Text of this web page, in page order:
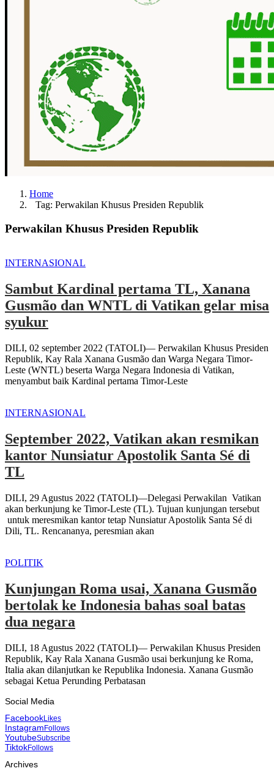
Home
Tag: Perwakilan Khusus Presiden Republik
Perwakilan Khusus Presiden Republik
INTERNASIONAL
Sambut Kardinal pertama TL, Xanana
Gusmão dan WNTL di Vatikan gelar misa
syukur
DILI, 02 september 2022 (TATOLI)— Perwakilan Khusus Presiden
Republik, Kay Rala Xanana Gusmão dan Warga Negara Timor-
Leste (WNTL) beserta Warga Negara Indonesia di Vatikan,
menyambut baik Kardinal pertama Timor-Leste
INTERNASIONAL
September 2022, Vatikan akan resmikan
kantor Nunsiatur Apostolik Santa Sé di
TL
DILI, 29 Agustus 2022 (TATOLI)—Delegasi Perwakilan Vatikan
akan berkunjung ke Timor-Leste (TL). Tujuan kunjungan tersebut
untuk meresmikan kantor tetap Nunsiatur Apostolik Santa Sé di
Dili, TL. Rencananya, peresmian akan
POLITIK
Kunjungan Roma usai, Xanana Gusmão
bertolak ke Indonesia bahas soal batas
dua negara
DILI, 18 Agustus 2022 (TATOLI)— Perwakilan Khusus Presiden
Republik, Kay Rala Xanana Gusmão usai berkunjung ke Roma,
Italia akan dilanjutkan ke Republika Indonesia. Xanana Gusmão
sebagai Ketua Perunding Perbatasan
Social Media
Facebook Likes
Instagram Follows
YoutubeSubscribe
TiktokFollows
Archives